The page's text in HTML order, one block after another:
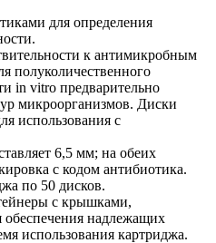
для определения
к антимикробным
полуколичественного
in vitro предварительно
микроорганизмов. Диски
использования с
6,5 мм; на обеих
с кодом антибиотика.
по 50 дисков.
с крышками,
надлежащих
использования картриджа.